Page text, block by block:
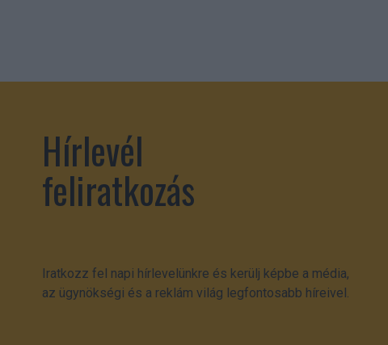
Hírlevél
feliratkozás
Iratkozz fel napi hírlevelünkre és kerülj képbe a média,
az ügynökségi és a reklám világ legfontosabb híreivel.